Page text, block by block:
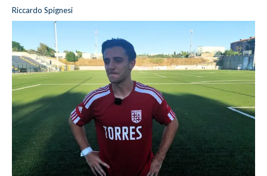
Riccardo Spignesi